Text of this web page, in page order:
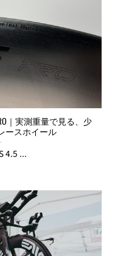
PRO｜実測重量で見る、少
ースホイール
4.5 ...